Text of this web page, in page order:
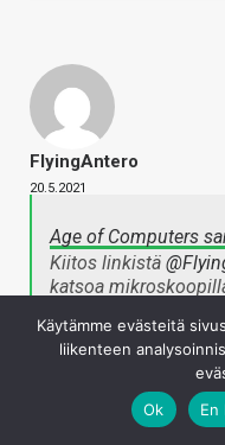
FlyingAntero
20.5.2021
Age of Computers
Kiitos linkistä
katsoa
EDIT:
@FlyingAntero
Diamond", jos en
Käytämme evästeitä
liikenteen
Ok
En